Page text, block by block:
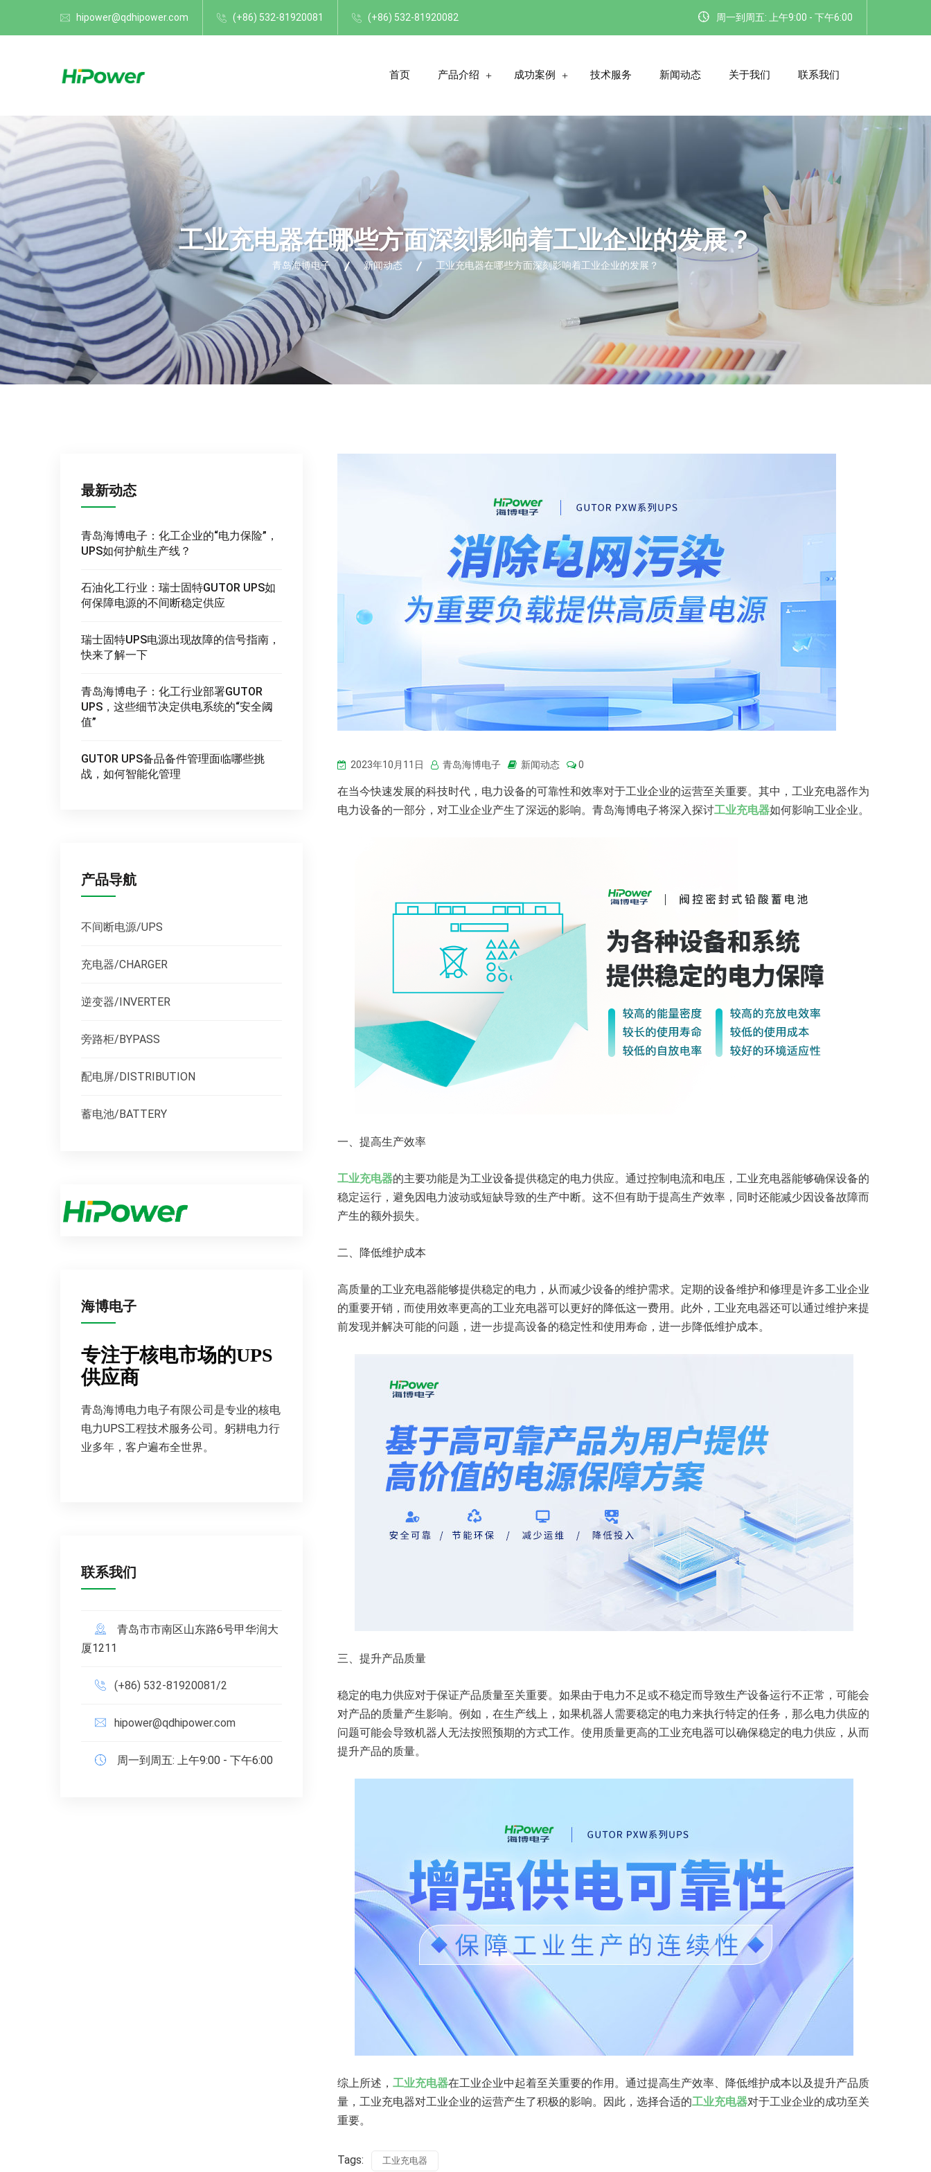
hipower@qdhipower.com (+86) 532-81920081 (+86) 532-81920082 周一到周五: 上午9:00 - 下午6:00
首页 产品介绍 成功案例 技术服务 新闻动态 关于我们 联系我们
工业充电器在哪些方面深刻影响着工业企业的发展？
青岛海博电子 新闻动态 工业充电器在哪些方面深刻影响着工业企业的发展？
2023年10月11日 青岛海博电子 新闻动态 0
在当今快速发展的科技时代，电力设备的可靠性和效率对于工业企业的运营至关重要。其中，工业充电器作为
电力设备的一部分，对工业企业产生了深远的影响。青岛海博电子将深入探讨工业充电器如何影响工业企业。
一、提高生产效率
工业充电器的主要功能是为工业设备提供稳定的电力供应。通过控制电流和电压，工业充电器能够确保设备的
稳定运行，避免因电力波动或短缺导致的生产中断。这不但有助于提高生产效率，同时还能减少因设备故障而
产生的额外损失。
二、降低维护成本
高质量的工业充电器能够提供稳定的电力，从而减少设备的维护需求。定期的设备维护和修理是许多工业企业
的重要开销，而使用效率更高的工业充电器可以更好的降低这一费用。此外，工业充电器还可以通过维护来提
前发现并解决可能的问题，进一步提高设备的稳定性和使用寿命，进一步降低维护成本。
三、提升产品质量
稳定的电力供应对于保证产品质量至关重要。如果由于电力不足或不稳定而导致生产设备运行不正常，可能会
对产品的质量产生影响。例如，在生产线上，如果机器人需要稳定的电力来执行特定的任务，那么电力供应的
问题可能会导致机器人无法按照预期的方式工作。使用质量更高的工业充电器可以确保稳定的电力供应，从而
提升产品的质量。
综上所述， 工业充电器在工业企业中起着至关重要的作用。通过提高生产效率、降低维护成本以及提升产品质
量，工业充电器对工业企业的运营产生了积极的影响。因此，选择合适的工业充电器对于工业企业的成功至关
重要。
Tags: 工业充电器
最新动态
青岛海博电子：化工企业的“电力保险”，
UPS如何护航生产线？
石油化工行业：瑞士固特GUTOR UPS如
何保障电源的不间断稳定供应
瑞士固特UPS电源出现故障的信号指南，
快来了解一下
青岛海博电子：化工行业部署GUTOR
UPS，这些细节决定供电系统的“安全阈
值”
GUTOR UPS备品备件管理面临哪些挑
战，如何智能化管理
产品导航
不间断电源/UPS
充电器/CHARGER
逆变器/INVERTER
旁路柜/BYPASS
配电屏/DISTRIBUTION
蓄电池/BATTERY
海博电子
专注于核电市场的UPS
供应商
青岛海博电力电子有限公司是专业的核电
电力UPS工程技术服务公司。躬耕电力行
业多年，客户遍布全世界。
联系我们
青岛市市南区山东路6号甲华润大
厦1211
(+86) 532-81920081/2
hipower@qdhipower.com
周一到周五: 上午9:00 - 下午6:00